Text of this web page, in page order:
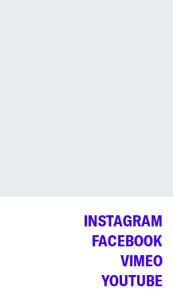
INSTAGRAM
FACEBOOK
VIMEO
YOUTUBE